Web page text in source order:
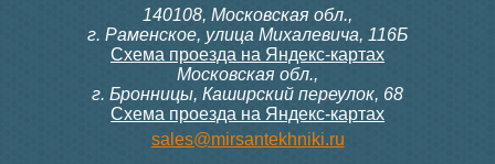
Конвектор ITT.080.200.1000
с решеткой GRILL.SGW-20-
Конвектор ITT.080.200.900 с
решеткой GRILL.SGA-20-
28 000 9 700
140108, Московская обл.,
г. Раменское, улица Михалевича, 116Б
Схема проезда на Яндекс-картах
Московская обл.,
г. Бронницы, Каширский переулок, 68
Схема проезда на Яндекс-картах
sales@mirsantekhniki.ru